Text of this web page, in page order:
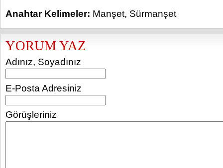
Anahtar Kelimeler: Manşet, Sürmanşet
YORUM YAZ
Adınız, Soyadınız
E-Posta Adresiniz
Görüşleriniz